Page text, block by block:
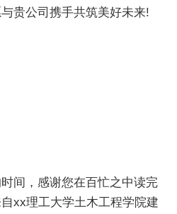
贵公司携手共筑美好未来!
间，感谢您在百忙之中读完
xx理工大学土木工程学院建